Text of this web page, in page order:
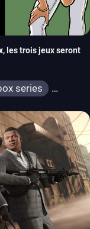
les trois jeux seront
series